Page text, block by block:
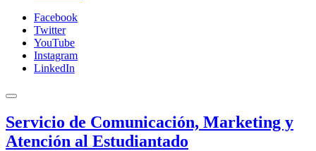
Facebook
Twitter
YouTube
Instagram
LinkedIn
Servicio de Comunicación, Marketing y
Atención al Estudiantado